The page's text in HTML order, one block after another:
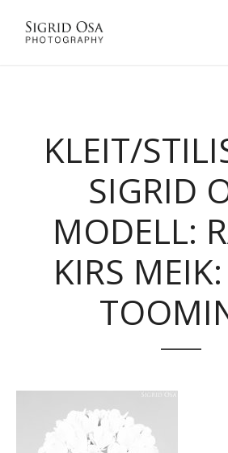
KLEIT/
SIGRID
MODELL:
KIRS